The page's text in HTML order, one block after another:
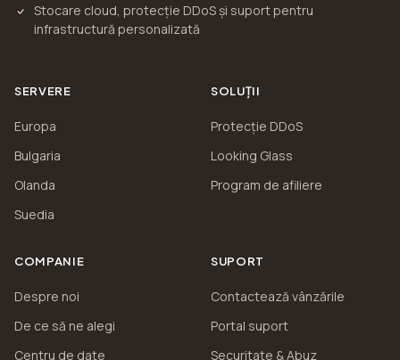
Stocare cloud, protecție DDoS și suport pentru
infrastructură personalizată
SERVERE
Europa
Bulgaria
Olanda
Suedia
SOLUȚII
Protecție DDoS
Looking Glass
Program de afiliere
COMPANIE
Despre noi
De ce să ne alegi
Centru de date
SUPORT
Contactează vânzările
Portal suport
Securitate & Abuz